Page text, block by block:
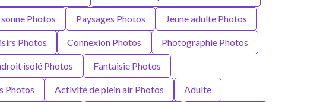
Photos Paysages Photos Jeune adulte Photos
Photos Connexion Photos Photographie Photos
isolé Photos Fantaisie Photos
Photos Activité de plein air Photos Adulte